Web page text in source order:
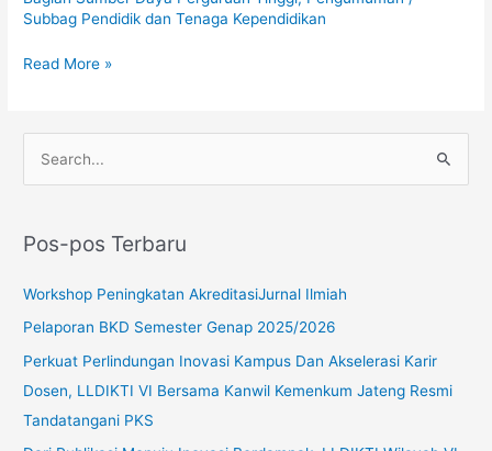
Subbag Pendidik dan Tenaga Kependidikan
dan
Tahun
Read More »
i
u
k
:
Pos-pos Terbaru
Workshop Peningkatan AkreditasiJurnal Ilmiah
Pelaporan BKD Semester Genap 2025/2026
Perkuat Perlindungan Inovasi Kampus Dan Akselerasi Karir
Dosen, LLDIKTI VI Bersama Kanwil Kemenkum Jateng Resmi
Tandatangani PKS